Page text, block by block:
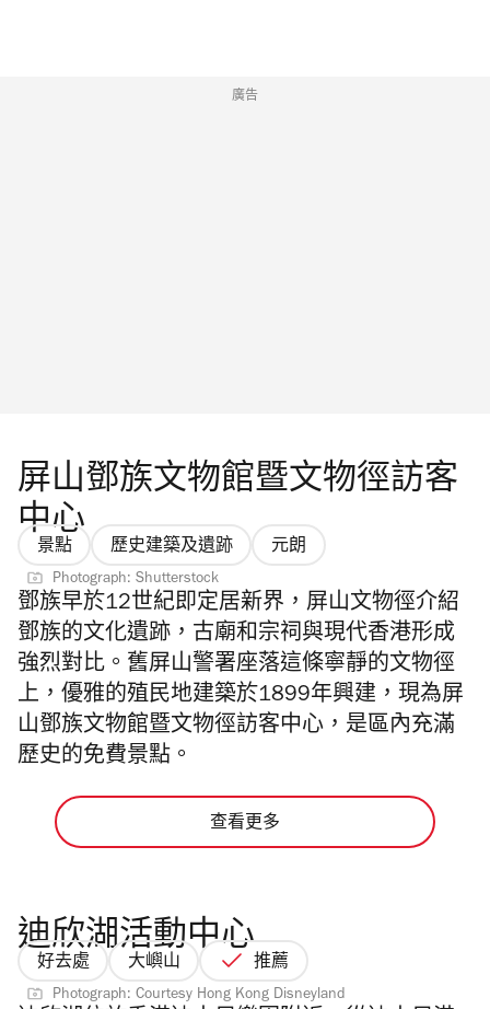
廣告
屏山鄧族文物館暨文物徑訪客
中心
景點 歷史建築及遺跡 元朗
Photograph: Shutterstock
鄧族早於12世紀即定居新界，屏山文物徑介紹
鄧族的文化遺跡，古廟和宗祠與現代香港形成
強烈對比。舊屏山警署座落這條寧靜的文物徑
上，優雅的殖民地建築於1899年興建，現為屏
山鄧族文物館暨文物徑訪客中心，是區內充滿
歷史的免費景點。
查看更多
迪欣湖活動中心
好去處 大嶼山 推薦
Photograph: Courtesy Hong Kong Disneyland